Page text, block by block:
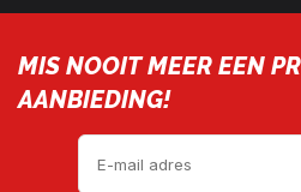
MIS NOOIT MEER EEN
AANBIEDING!